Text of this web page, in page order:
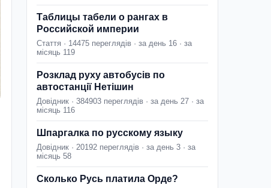
Таблицы табели о рангах в
Российской империи
Стаття · 14475 переглядів · за день 16 · за
місяць 119
Розклад руху автобусів по
автостанції Нетішин
Довідник · 384903 переглядів · за день 27 · за
місяць 116
Шпаргалка по русскому языку
Довідник · 20192 переглядів · за день 3 · за
місяць 58
Сколько Русь платила Орде?